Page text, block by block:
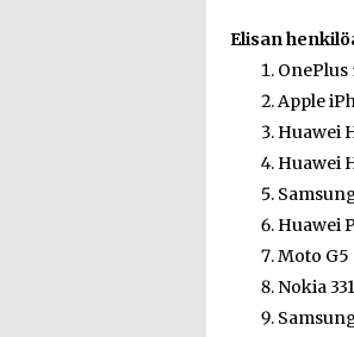
Elisan
OnePlus
Apple
Huawei
Huawei
Huawei
Moto G5
Nokia